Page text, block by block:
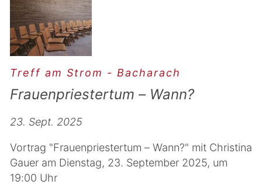
Treff am Strom - Bacharach
Frauenpriestertum – Wann?
23. Sept. 2025
Vortrag "Frauenpriestertum – Wann?" mit Christina
Gauer am Dienstag, 23. September 2025, um
19:00 Uhr